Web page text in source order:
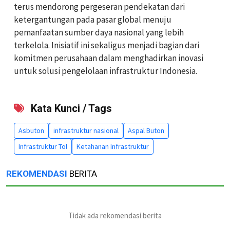
terus mendorong pergeseran pendekatan dari
ketergantungan pada pasar global menuju
pemanfaatan sumber daya nasional yang lebih
terkelola. Inisiatif ini sekaligus menjadi bagian dari
komitmen perusahaan dalam menghadirkan inovasi
untuk solusi pengelolaan infrastruktur Indonesia.
Kata Kunci / Tags
Asbuton infrastruktur nasional
Aspal Buton
Infrastruktur Tol
Ketahanan Infrastruktur
REKOMENDASI BERITA
Tidak ada rekomendasi berita